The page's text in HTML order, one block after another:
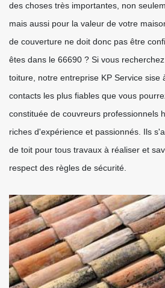
des choses très importantes, non
mais aussi pour la valeur de votre
de couverture ne doit donc pas être
êtes dans le 66690 ? Si vous
toiture, notre entreprise KP Service sise
contacts les plus fiables que vous
constituée de couvreurs professionnels
riches d'expérience et passionnés. Ils
de toit pour tous travaux à réaliser et
respect des règles de sécurité.